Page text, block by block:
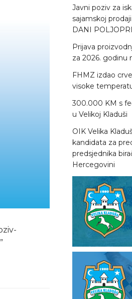
Javni poziv za
sajamskoj
DANI
Prijava
za 2026. godinu
FHMZ izdao
visoke
300.000 KM s
u Velikoj Kladuši
OIK Velika
kandidata za
predsjednika
Hercegovini